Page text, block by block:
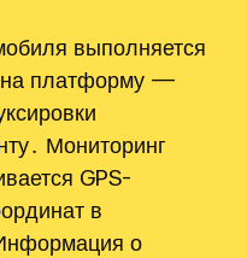
выполняется
на платформу —
Мониторинг
GPS-
в
о